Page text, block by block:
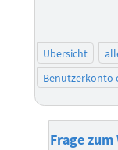
Übersicht
Benutzerkonto
Frage